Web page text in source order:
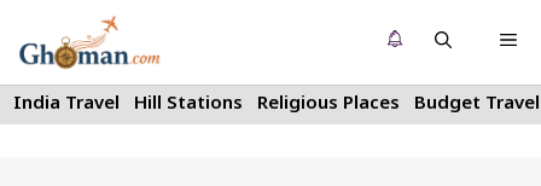
to
content
India Travel Hill Stations Religious Places Budget Travel